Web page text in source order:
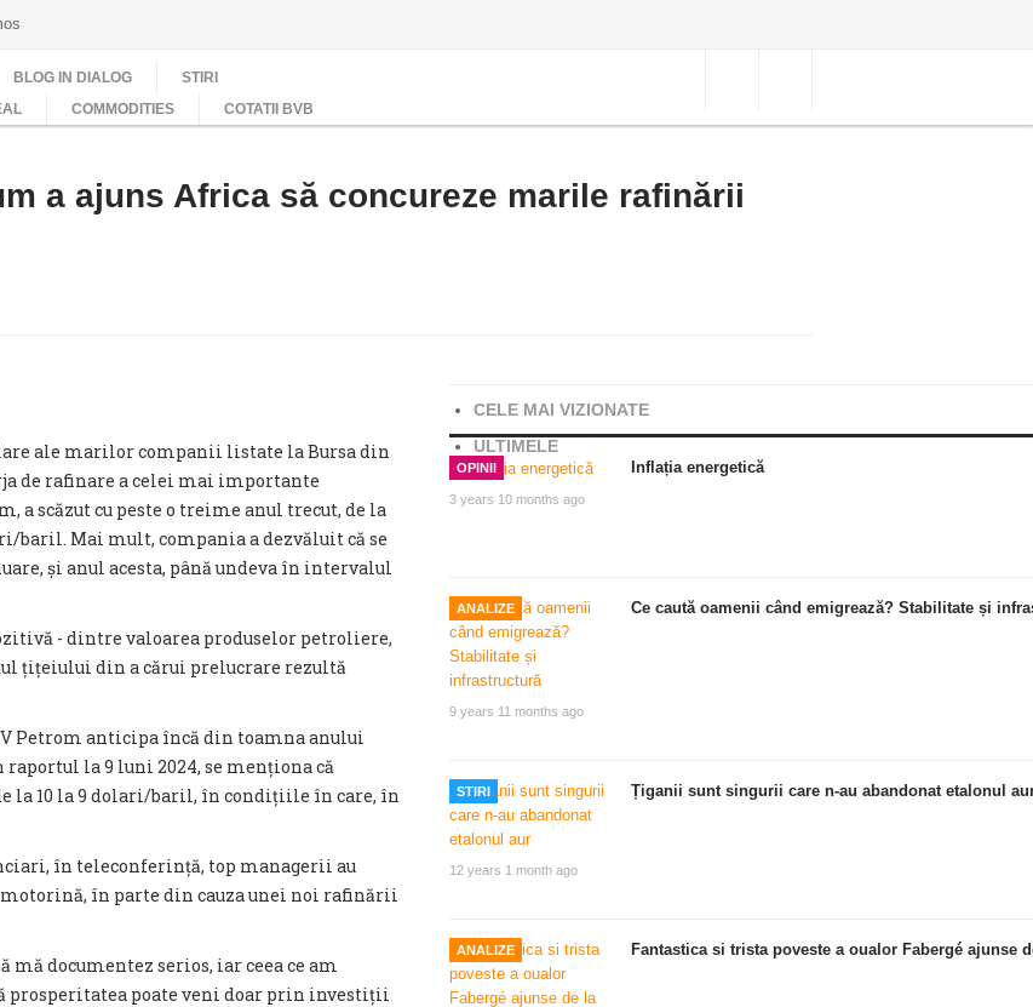
BLOG IN DIALOG
STIRI
COMMODITIES COTATII BVB
a ajuns Africa să concureze marile rafinării
ale marilor companii listate la Bursa din
de rafinare a celei mai importante
scăzut cu peste o treime anul trecut, de la
baril. Mai mult, compania a dezvăluit că se
și anul acesta, până undeva în intervalul
- dintre valoarea produselor petroliere,
țițeiului din a cărui prelucrare rezultă
Petrom anticipa încă din toamna anului
la 9 luni 2024, se menționa că
la 10 la 9 dolari/baril, în condițiile în care, în
în teleconferință, top managerii au
în parte din cauza unei noi rafinării
mă documentez serios, iar ceea ce am
prosperitatea poate veni doar prin investiții
CELE MAI VIZIONATE
ULTIMELE
OPINII
3 years 10 months ago
Inflația energetică
ANALIZE
9 years 11 months ago
Ce caută oamenii când emigrează? Stabilitate și
STIRI
12 years 1 month ago
Țiganii sunt singurii care n-au abandonat etalonul
ANALIZE Fantastica si trista poveste a oualor Fabergé